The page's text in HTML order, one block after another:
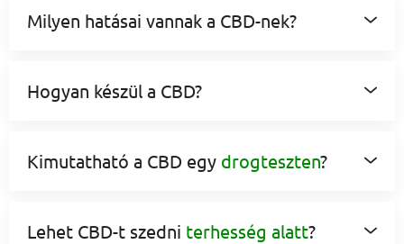
Milyen hatásai vannak a CBD-nek?
Hogyan készül a CBD?
Kimutatható a CBD egy drogteszten?
Lehet CBD-t szedni terhesség alatt?